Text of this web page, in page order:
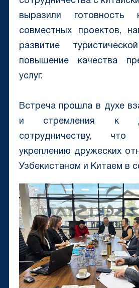
выразили готовность
совместных проектов,
развитие
повышение качества
услуг.
Встреча прошла в духе
и стремления к
сотрудничеству, что
укреплению дружеских
Узбекистаном и Китаем в